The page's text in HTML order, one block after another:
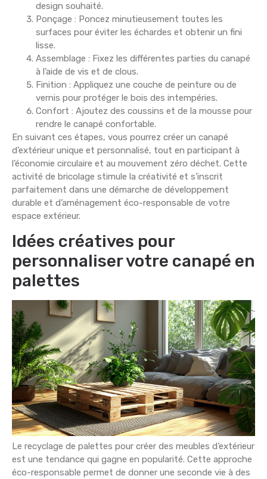
design souhaité.
Ponçage : Poncez minutieusement toutes les
surfaces pour éviter les échardes et obtenir un fini
lisse.
Assemblage : Fixez les différentes parties du canapé
à l’aide de vis et de clous.
Finition : Appliquez une couche de peinture ou de
vernis pour protéger le bois des intempéries.
Confort : Ajoutez des coussins et de la mousse pour
rendre le canapé confortable.
En suivant ces étapes, vous pourrez créer un canapé
d’extérieur unique et personnalisé, tout en participant à
l’économie circulaire et au mouvement zéro déchet. Cette
activité de bricolage stimule la créativité et s’inscrit
parfaitement dans une démarche de développement
durable et d’aménagement éco-responsable de votre
espace extérieur.
Idées créatives pour
personnaliser votre canapé en
palettes
Le recyclage de palettes pour créer des meubles d’extérieur
est une tendance qui gagne en popularité. Cette approche
éco-responsable permet de donner une seconde vie à des